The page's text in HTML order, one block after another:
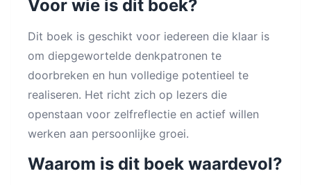
Voor wie is dit boek?
Dit boek is geschikt voor iedereen die klaar is
om diepgewortelde denkpatronen te
doorbreken en hun volledige potentieel te
realiseren. Het richt zich op lezers die
openstaan voor zelfreflectie en actief willen
werken aan persoonlijke groei.
Waarom is dit boek waardevol?